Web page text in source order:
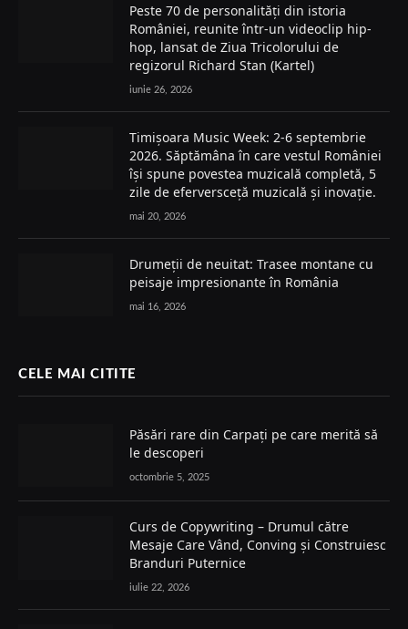
Peste 70 de personalități din istoria
României, reunite într-un videoclip hip-
hop, lansat de Ziua Tricolorului de
regizorul Richard Stan (Kartel)
iunie 26, 2026
Timișoara Music Week: 2-6 septembrie
2026. Săptămâna în care vestul României
își spune povestea muzicală completă, 5
zile de eferversceță muzicală și inovație.
mai 20, 2026
Drumeții de neuitat: Trasee montane cu
peisaje impresionante în România
mai 16, 2026
CELE MAI CITITE
Păsări rare din Carpați pe care merită să
le descoperi
octombrie 5, 2025
Curs de Copywriting – Drumul către
Mesaje Care Vând, Conving și Construiesc
Branduri Puternice
iulie 22, 2026